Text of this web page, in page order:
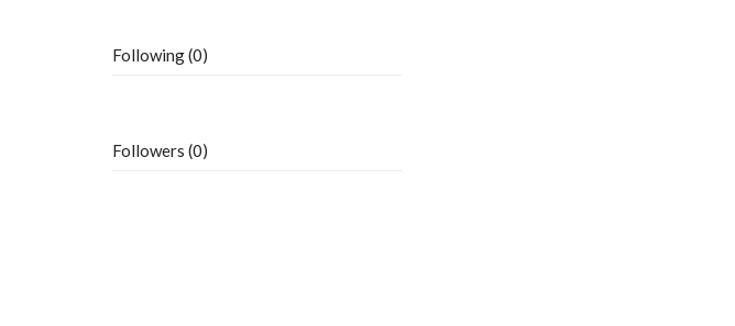
Following (0)
Followers (0)